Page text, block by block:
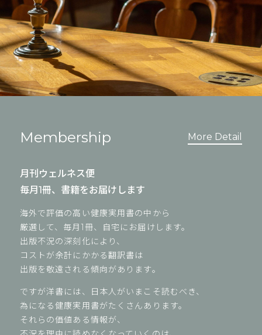
Membership More Detail
月刊ウェルネス便
毎月1冊、書籍をお届けします
海外で評価の高い健康実用書の中から
厳選して、毎月1冊、自宅にお届けします。
出版不況の深刻化により、
コストが余計にかかる翻訳書は
出版を敬遠される傾向があります。
ですが洋書には、日本人がいまこそ読むべき、
為になる健康実用書がたくさんあります。
それらの価値ある情報が、